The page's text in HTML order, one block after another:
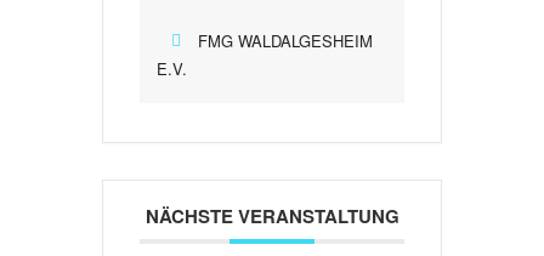
FMG WALDALGESHEIM
E.V.
NÄCHSTE VERANSTALTUNG